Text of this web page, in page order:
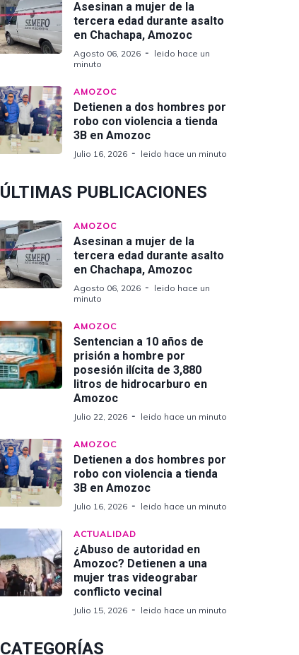
Asesinan a mujer de la
tercera edad durante asalto
en Chachapa, Amozoc
Agosto 06, 2026
leido hace un
minuto
AMOZOC
Detienen a dos hombres por
robo con violencia a tienda
3B en Amozoc
Julio 16, 2026 leido hace un minuto
ÚLTIMAS PUBLICACIONES
AMOZOC
Asesinan a mujer de la
tercera edad durante asalto
en Chachapa, Amozoc
Agosto 06, 2026
leido hace un
minuto
AMOZOC
Sentencian a 10 años de
prisión a hombre por
posesión ilícita de 3,880
litros de hidrocarburo en
Amozoc
Julio 22, 2026 leido hace un minuto
AMOZOC
Detienen a dos hombres por
robo con violencia a tienda
3B en Amozoc
Julio 16, 2026 leido hace un minuto
ACTUALIDAD
¿Abuso de autoridad en
Amozoc? Detienen a una
mujer tras videograbar
conflicto vecinal
Julio 15, 2026 leido hace un minuto
CATEGORÍAS